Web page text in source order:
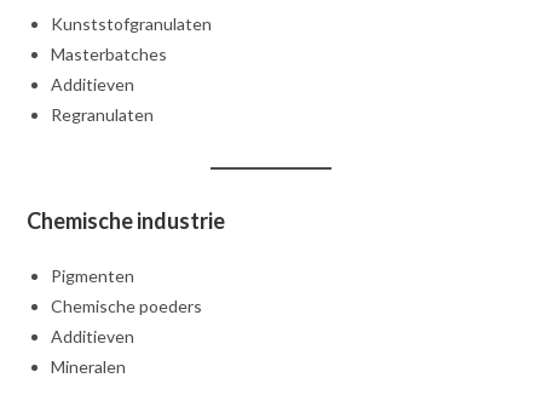
Kunststofgranulaten
Masterbatches
Additieven
Regranulaten
Chemische industrie
Pigmenten
Chemische poeders
Additieven
Mineralen